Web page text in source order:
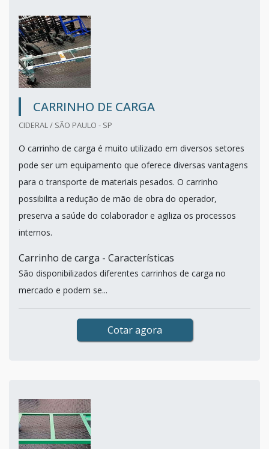
CARRINHO DE CARGA
CIDERAL / SÃO PAULO - SP
O carrinho de carga é muito utilizado em diversos setores
pode ser um equipamento que oferece diversas vantagens
para o transporte de materiais pesados. O carrinho
possibilita a redução de mão de obra do operador,
preserva a saúde do colaborador e agiliza os processos
internos.
Carrinho de carga - Características
São disponibilizados diferentes carrinhos de carga no
mercado e podem se...
Cotar agora